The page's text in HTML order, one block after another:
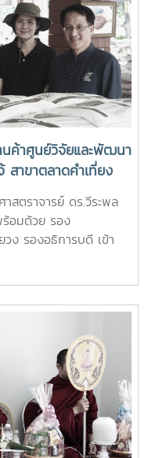
นค้าศูนย์วิจัยและพัฒนา
สาขาตลาดคำเที่ยง
ละ ผลิตภัณฑ์สินค้า
ตราจารย์ ดร.วีระพล
อมด้วย รอง
ง รองอธิการบดี เข้า
สาขาตลาดคำเที่ยง
ตโดยศูนย์วิจัยและ
จ้ และเป็นการอำนวย
กษตรอินทรีย์ของ
าวิทยาลัยแม่โจ้ ให้
รทุกวัน ตั้งแต่เวลา
พิ่มเติม โทร. 084-